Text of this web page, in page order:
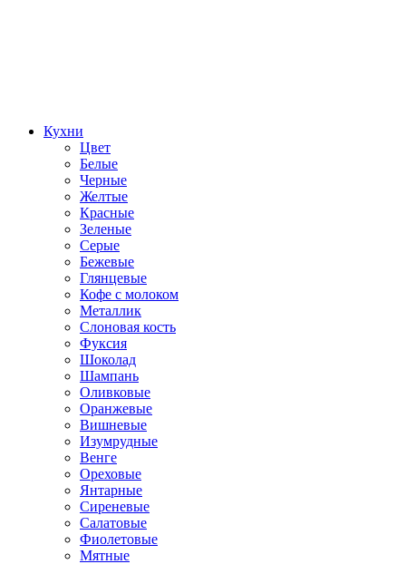
Кухни
Цвет
Белые
Черные
Желтые
Красные
Зеленые
Серые
Бежевые
Глянцевые
Кофе с молоком
Металлик
Слоновая кость
Фуксия
Шоколад
Шампань
Оливковые
Оранжевые
Вишневые
Изумрудные
Венге
Ореховые
Янтарные
Сиреневые
Салатовые
Фиолетовые
Мятные